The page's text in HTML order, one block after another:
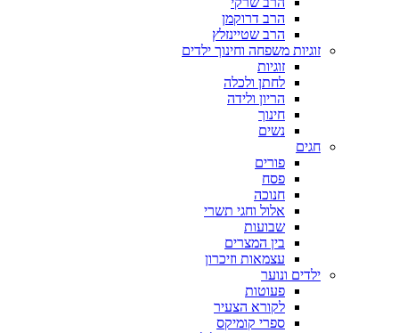
הרב דרוקמן
הרב שטיינזלץ
זוגיות משפחה וחינוך ילדים
זוגיות
לחתן ולכלה
הריון ולידה
חינוך
נשים
חגים
פורים
פסח
חנוכה
אלול וחגי תשרי
שבועות
בין המצרים
עצמאות וזיכרון
ילדים ונוער
פעוטות
לקורא הצעיר
ספרי קומיקס